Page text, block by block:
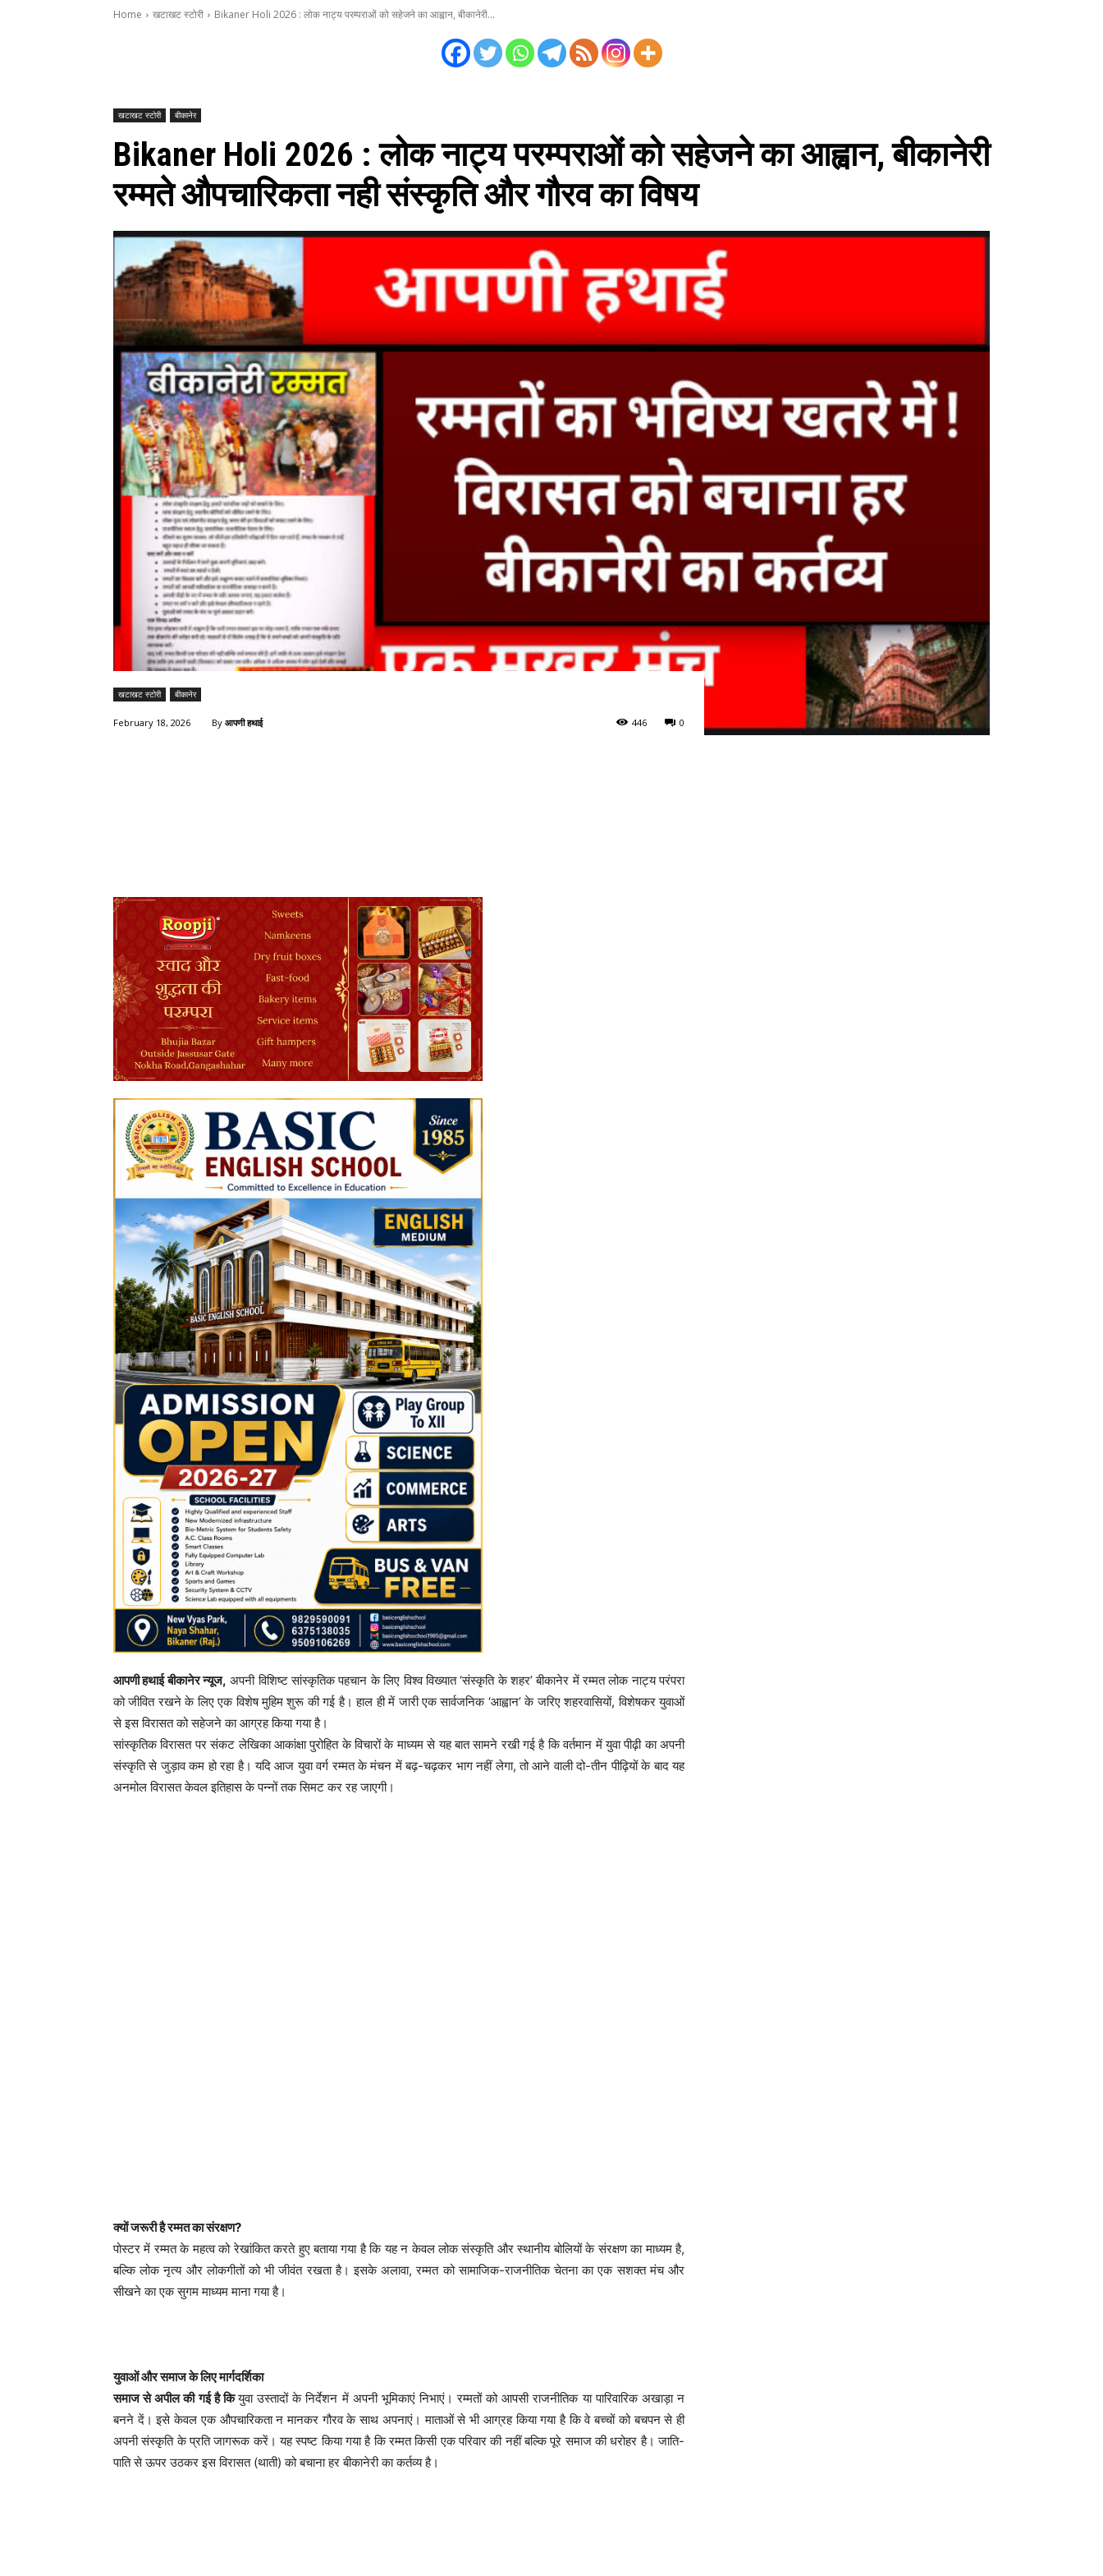
Home खटाखट स्टोरी Bikaner Holi 2026 : लोक नाट्य परम्पराओं को सहेजने का आह्वान, बीकानेरी...
खटाखट स्टोरी बीकानेर
Bikaner Holi 2026 : लोक नाट्य परम्पराओं को सहेजने का आह्वान, बीकानेरी
रम्मते औपचारिकता नही संस्कृति और गौरव का विषय
खटाखट स्टोरी बीकानेर
February 18, 2026 By आपणी हथाई 0
446
आपणी हथाई बीकानेर न्यूज, अपनी विशिष्ट सांस्कृतिक पहचान के लिए विश्व विख्यात ‘संस्कृति के शहर’ बीकानेर में रम्मत लोक नाट्य परंपरा
को जीवित रखने के लिए एक विशेष मुहिम शुरू की गई है। हाल ही में जारी एक सार्वजनिक ‘आह्वान’ के जरिए शहरवासियों, विशेषकर युवाओं
से इस विरासत को सहेजने का आग्रह किया गया है।
​सांस्कृतिक विरासत पर संकट लेखिका आकांक्षा पुरोहित के विचारों के माध्यम से यह बात सामने रखी गई है कि वर्तमान में युवा पीढ़ी का अपनी
संस्कृति से जुड़ाव कम हो रहा है। यदि आज युवा वर्ग रम्मत के मंचन में बढ़-चढ़कर भाग नहीं लेगा, तो आने वाली दो-तीन पीढ़ियों के बाद यह
अनमोल विरासत केवल इतिहास के पन्नों तक सिमट कर रह जाएगी।
क्यों जरूरी है रम्मत का संरक्षण?
पोस्टर में रम्मत के महत्व को रेखांकित करते हुए बताया गया है कि यह न केवल लोक संस्कृति और स्थानीय बोलियों के संरक्षण का माध्यम है,
बल्कि लोक नृत्य और लोकगीतों को भी जीवंत रखता है। इसके अलावा, रम्मत को सामाजिक-राजनीतिक चेतना का एक सशक्त मंच और
सीखने का एक सुगम माध्यम माना गया है।
युवाओं और समाज के लिए मार्गदर्शिका
समाज से अपील की गई है कि​युवा उस्तादों के निर्देशन में अपनी भूमिकाएं निभाएं। ​रम्मतों को आपसी राजनीतिक या पारिवारिक अखाड़ा न
बनने दें। ​इसे केवल एक औपचारिकता न मानकर गौरव के साथ अपनाएं। ​माताओं से भी आग्रह किया गया है कि वे बच्चों को बचपन से ही
अपनी संस्कृति के प्रति जागरूक करें। ​यह स्पष्ट किया गया है कि रम्मत किसी एक परिवार की नहीं बल्कि पूरे समाज की धरोहर है। जाति-
पाति से ऊपर उठकर इस विरासत (थाती) को बचाना हर बीकानेरी का कर्तव्य है।